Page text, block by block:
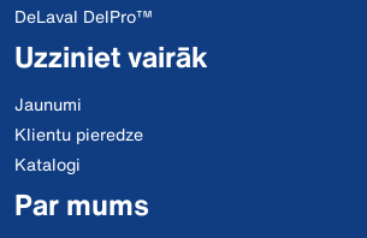
DeLaval DelPro™
Uzziniet vairāk
Jaunumi
Klientu pieredze
Katalogi
Par mums